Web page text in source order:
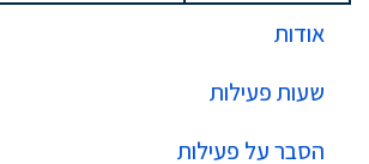
אודות
שעות פעילות
הסבר על פעילות